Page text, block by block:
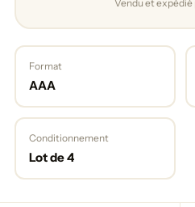
Vendu et expédié
Format
AAA
Conditionnement
Lot de 4